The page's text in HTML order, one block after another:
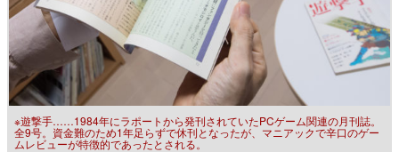
※遊撃手……1984年にラポートから発刊されていたPCゲーム関連の月刊誌。
全9号。資金難のため1年足らずで休刊となったが、マニアックで辛口のゲー
ムレビューが特徴的であったとされる。